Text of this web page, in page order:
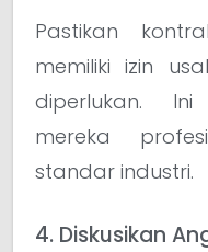
Pastikan
memiliki izin
diperlukan.
mereka
standar industri.
4. Diskusikan